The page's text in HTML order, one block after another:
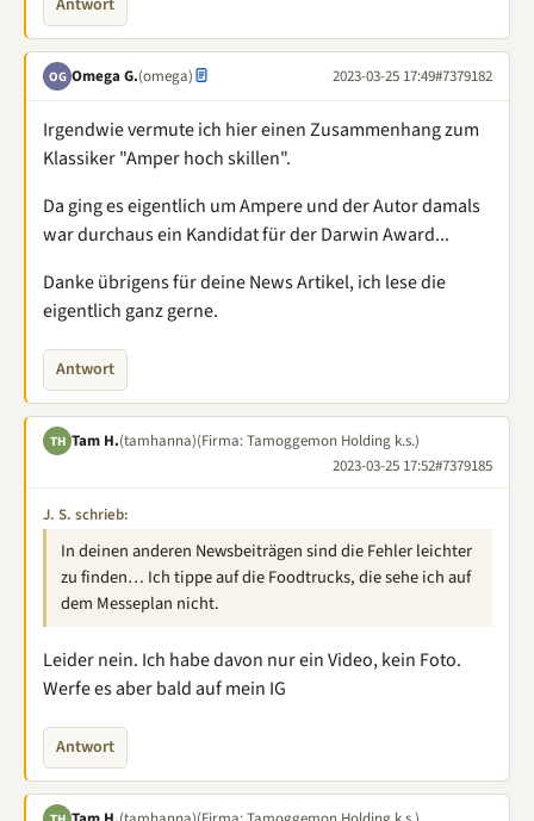
Antwort
OG Omega G.(omega) 2023-03-25 17:49#7379182
Irgendwie vermute ich hier einen Zusammenhang zum
Klassiker "Amper hoch skillen".
Da ging es eigentlich um Ampere und der Autor damals
war durchaus ein Kandidat für der Darwin Award...
Danke übrigens für deine News Artikel, ich lese die
eigentlich ganz gerne.
Antwort
TH Tam H.(tamhanna)(Firma: Tamoggemon Holding k.s.)
2023-03-25 17:52#7379185
J. S. schrieb:
In deinen anderen Newsbeiträgen sind die Fehler leichter
zu finden… Ich tippe auf die Foodtrucks, die sehe ich auf
dem Messeplan nicht.
Leider nein. Ich habe davon nur ein Video, kein Foto.
Werfe es aber bald auf mein IG
Antwort